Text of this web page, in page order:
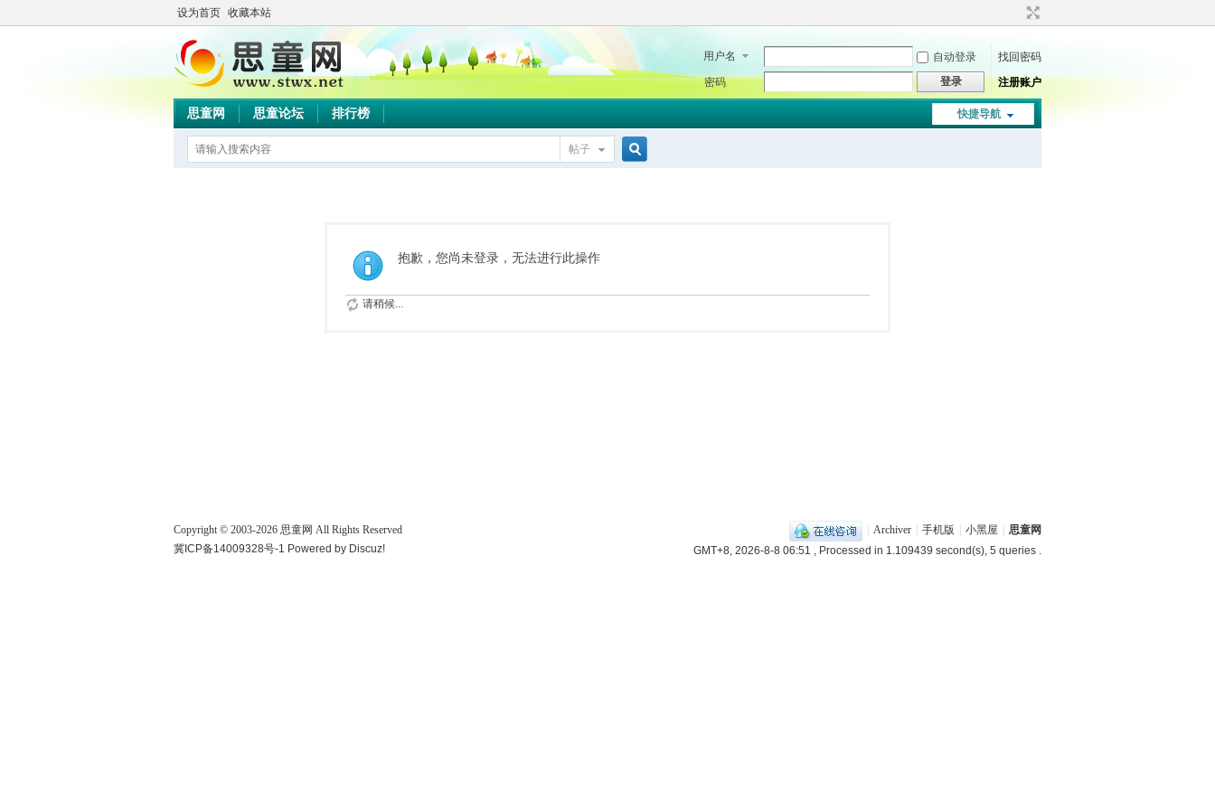
设为首页 收藏本站
用户名 自动登录
找回密码
密码
登录 注册账户
快捷导航
思童网 思童论坛 排行榜
帖子
抱歉，您尚未登录，无法进行此操作
请稍候...
Archiver 手机版 小黑屋
思童网
GMT+8, 2026-8-8 06:51 , Processed in 1.109439 second(s), 5 queries .
Copyright © 2003-2026 思童网 All Rights Reserved
冀ICP备14009328号-1 Powered by Discuz!